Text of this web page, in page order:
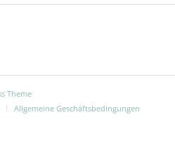
Theme
Allgemeine Geschäftsbedingungen